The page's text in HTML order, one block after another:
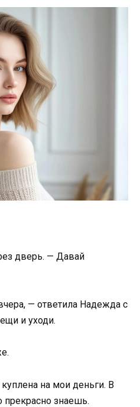
дверь. — Давай
— ответила Надежда с
и уходи.
на мои деньги. В
прекрасно знаешь.